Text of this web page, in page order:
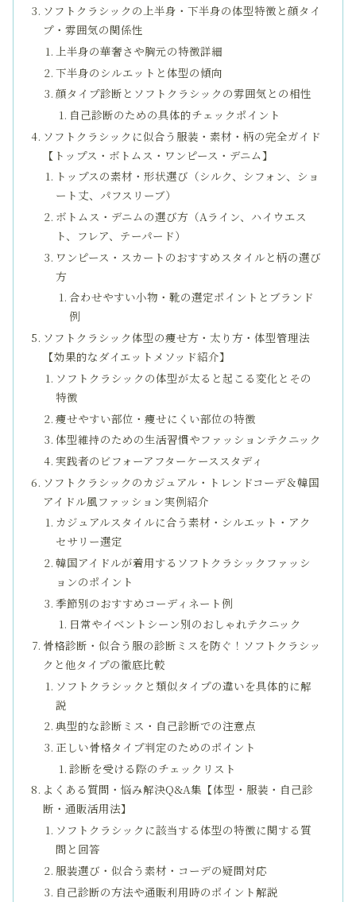
ソフトクラシックの上半身・下半身の体型特徴と顔タイ
プ・雰囲気の関係性
上半身の華奢さや胸元の特徴詳細
下半身のシルエットと体型の傾向
顔タイプ診断とソフトクラシックの雰囲気との相性
自己診断のための具体的チェックポイント
ソフトクラシックに似合う服装・素材・柄の完全ガイド
【トップス・ボトムス・ワンピース・デニム】
トップスの素材・形状選び（シルク、シフォン、ショ
ート丈、パフスリーブ）
ボトムス・デニムの選び方（Aライン、ハイウエス
ト、フレア、テーパード）
ワンピース・スカートのおすすめスタイルと柄の選び
方
合わせやすい小物・靴の選定ポイントとブランド
例
ソフトクラシック体型の痩せ方・太り方・体型管理法
【効果的なダイエットメソッド紹介】
ソフトクラシックの体型が太ると起こる変化とその
特徴
痩せやすい部位・痩せにくい部位の特徴
体型維持のための生活習慣やファッションテクニック
実践者のビフォーアフターケーススタディ
ソフトクラシックのカジュアル・トレンドコーデ＆韓国
アイドル風ファッション実例紹介
カジュアルスタイルに合う素材・シルエット・アク
セサリー選定
韓国アイドルが着用するソフトクラシックファッシ
ョンのポイント
季節別のおすすめコーディネート例
日常やイベントシーン別のおしゃれテクニック
骨格診断・似合う服の診断ミスを防ぐ！ソフトクラシッ
クと他タイプの徹底比較
ソフトクラシックと類似タイプの違いを具体的に解
説
典型的な診断ミス・自己診断での注意点
正しい骨格タイプ判定のためのポイント
診断を受ける際のチェックリスト
よくある質問・悩み解決Q&A集【体型・服装・自己診
断・通販活用法】
ソフトクラシックに該当する体型の特徴に関する質
問と回答
服装選び・似合う素材・コーデの疑問対応
自己診断の方法や通販利用時のポイント解説